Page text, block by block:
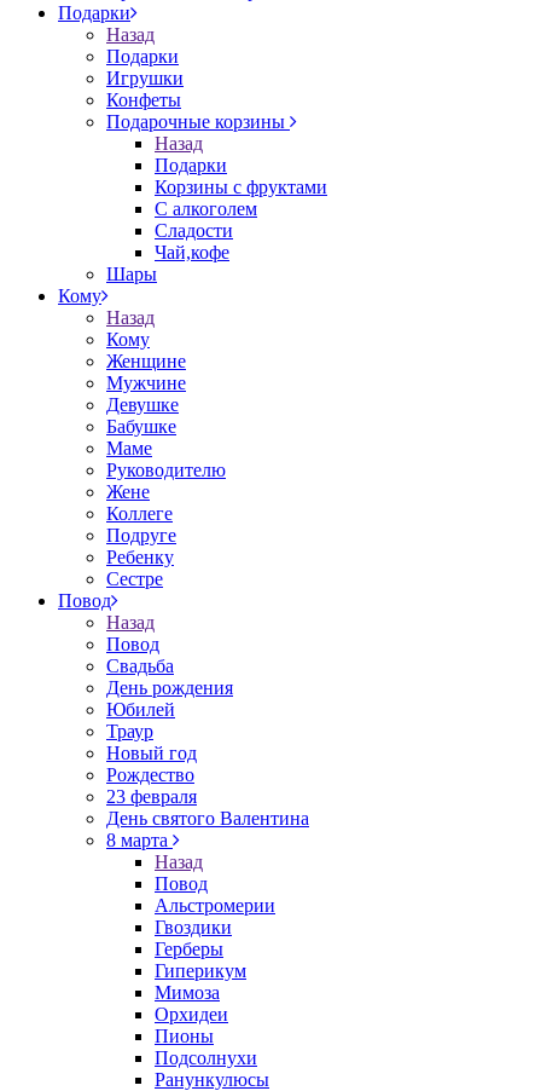
Подарки
Назад
Подарки
Игрушки
Конфеты
Подарочные корзины
Назад
Подарки
Корзины с фруктами
С алкоголем
Сладости
Чай,кофе
Шары
Кому
Назад
Кому
Женщине
Мужчине
Девушке
Бабушке
Маме
Руководителю
Жене
Коллеге
Подруге
Ребенку
Сестре
Повод
Назад
Повод
Свадьба
День рождения
Юбилей
Траур
Новый год
Рождество
23 февраля
День святого Валентина
8 марта
Назад
Повод
Альстромерии
Гвоздики
Герберы
Гиперикум
Мимоза
Орхидеи
Пионы
Подсолнухи
Ранункулюсы